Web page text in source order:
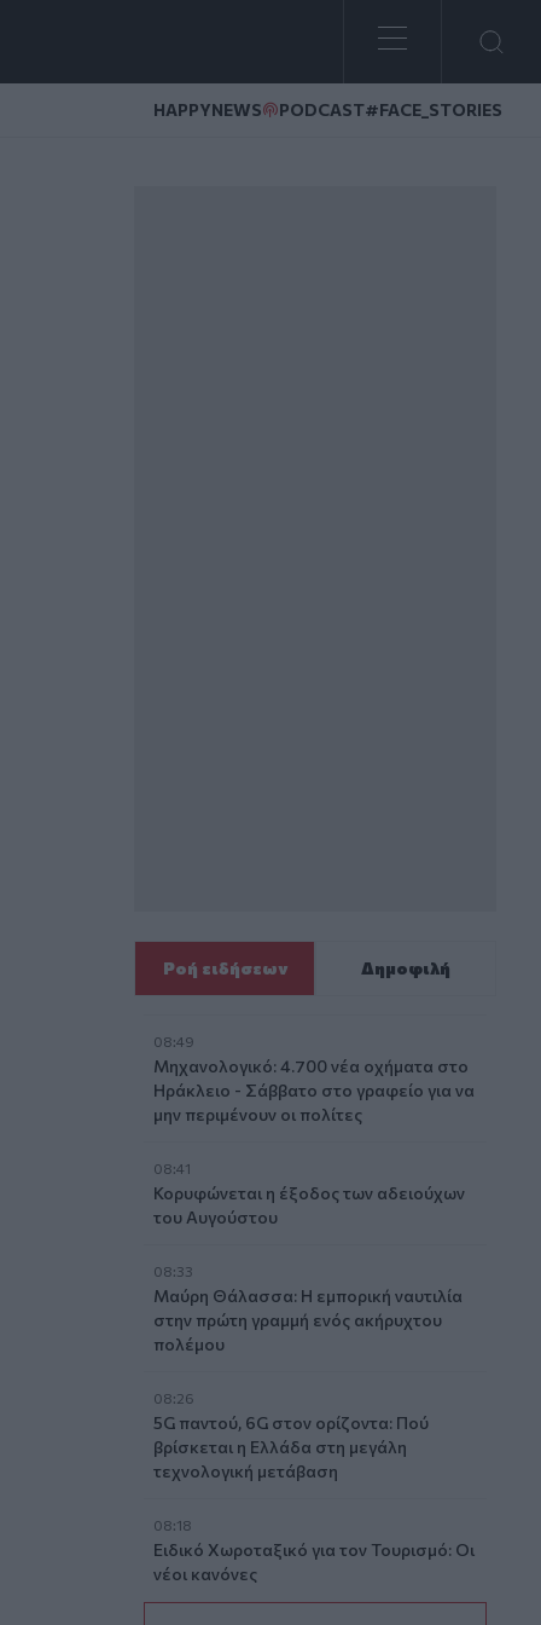
HAPPYNEWS PODCAST#FACE_STORIES
Ροή ειδήσεων Δημοφιλή
08:49
Μηχανολογικό: 4.700 νέα οχήματα στο
Ηράκλειο - Σάββατο στο γραφείο για να
μην περιμένουν οι πολίτες
08:41
Κορυφώνεται η έξοδος των αδειούχων
του Αυγούστου
08:33
Μαύρη Θάλασσα: Η εμπορική ναυτιλία
στην πρώτη γραμμή ενός ακήρυχτου
πολέμου
08:26
5G παντού, 6G στον ορίζοντα: Πού
βρίσκεται η Ελλάδα στη μεγάλη
τεχνολογική μετάβαση
08:18
Ειδικό Χωροταξικό για τον Τουρισμό: Οι
νέοι κανόνες